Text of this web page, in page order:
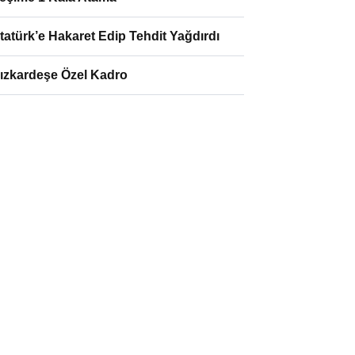
Hakaret Edip Tehdit Yağdırdı
Özel Kadro